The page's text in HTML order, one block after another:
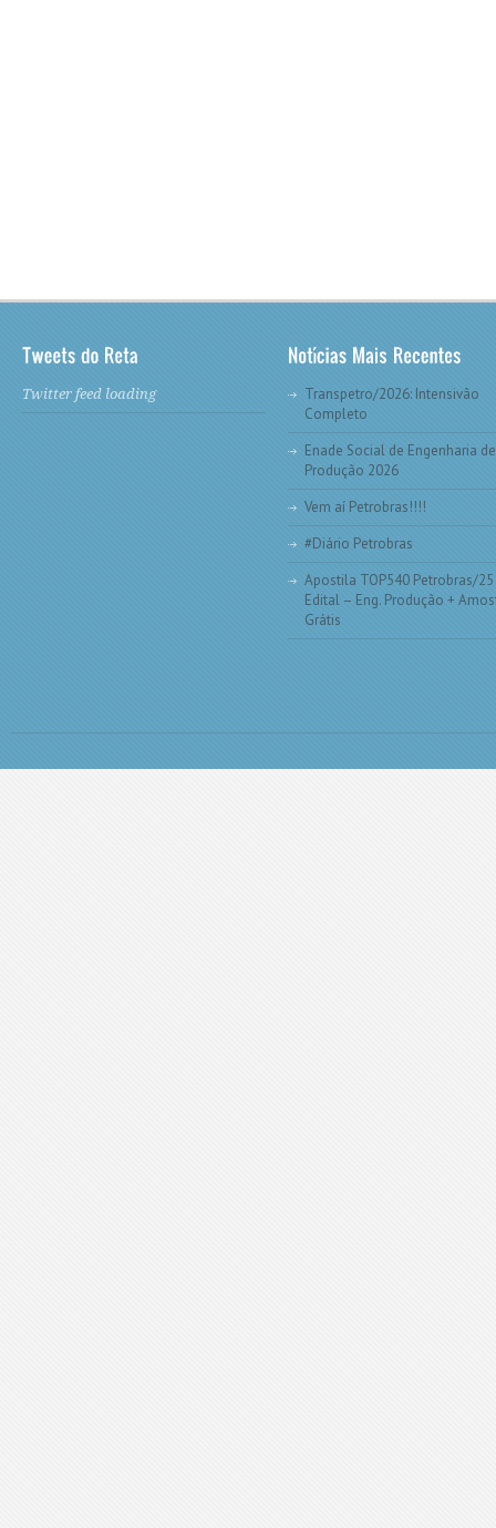
Twitter feed loading
Transpetro/2026: Intensivão
Completo
Enade Social de Engenharia de
Produção 2026
Vem aí Petrobras!!!!
#Diário Petrobras
Apostila TOP540 Petrobras/25
Edital – Eng. Produção +
Grátis